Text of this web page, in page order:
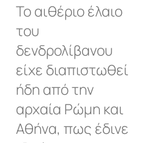
Το αιθέριο έλαιο
του
δενδρολίβανου
είχε διαπιστωθεί
ήδη από την
αρχαία Ρώμη και
Αθήνα, πως έδινε